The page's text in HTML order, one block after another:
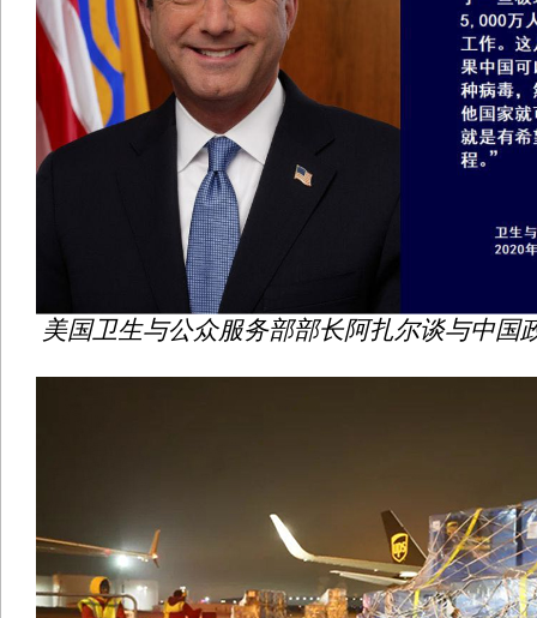
美国卫生与公众服务部部长阿扎尔谈与中国